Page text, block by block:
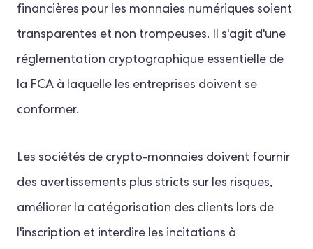
financières pour les monnaies numériques soient
transparentes et non trompeuses. Il s'agit d'une
réglementation cryptographique essentielle de
la FCA à laquelle les entreprises doivent se
conformer.
Les sociétés de crypto-monnaies doivent fournir
des avertissements plus stricts sur les risques,
améliorer la catégorisation des clients lors de
l'inscription et interdire les incitations à